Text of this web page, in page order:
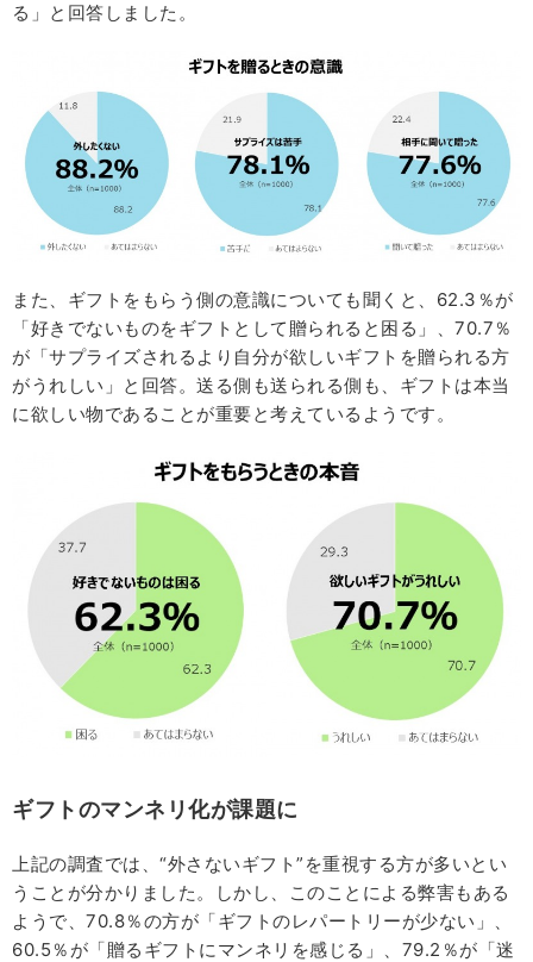
る」と回答しました。
また、ギフトをもらう側の意識についても聞くと、62.3％が
「好きでないものをギフトとして贈られると困る」、70.7％
が「サプライズされるより自分が欲しいギフトを贈られる方
がうれしい」と回答。送る側も送られる側も、ギフトは本当
に欲しい物であることが重要と考えているようです。
ギフトのマンネリ化が課題に
上記の調査では、“外さないギフト”を重視する方が多いとい
うことが分かりました。しかし、このことによる弊害もある
ようで、70.8％の方が「ギフトのレパートリーが少ない」、
60.5％が「贈るギフトにマンネリを感じる」、79.2％が「迷